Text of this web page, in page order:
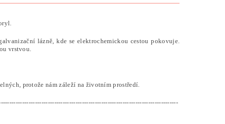
.
lázně, kde se elektrochemickou cestou pokovuje.
vrstvou.
protože nám záleží na životním prostředí.